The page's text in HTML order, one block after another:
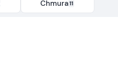
Chmura11